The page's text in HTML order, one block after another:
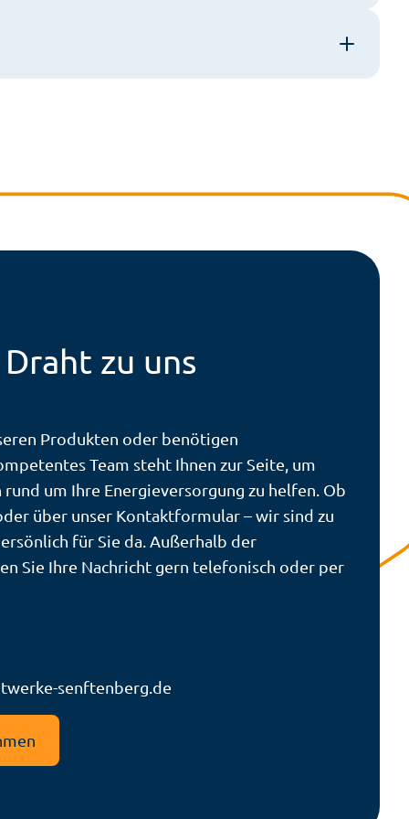
zu uns
Produkten oder benötigen
Team steht Ihnen zur Seite, um
um Ihre Energieversorgung zu helfen. Ob
über unser Kontaktformular – wir sind zu
für Sie da. Außerhalb der
Sie Ihre Nachricht gern telefonisch oder per
senftenberg.de